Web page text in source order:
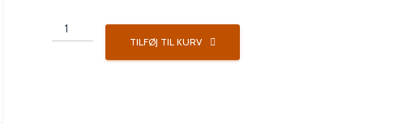
Koncertpakke
5
TILFØJ TIL KURV